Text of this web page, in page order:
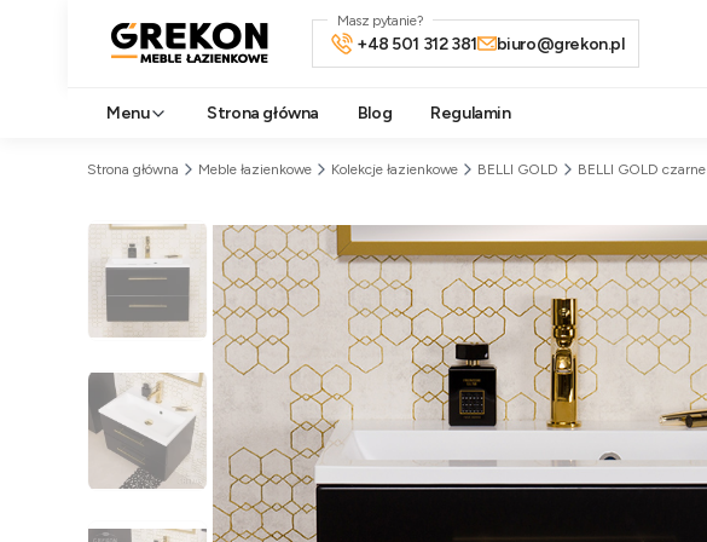
Masz pytanie?
+48 501 312 381 biuro@grekon.pl
Menu Strona główna Blog Regulamin
Strona główna Meble łazienkowe Kolekcje łazienkowe BELLI GOLD BELLI GOLD czarne